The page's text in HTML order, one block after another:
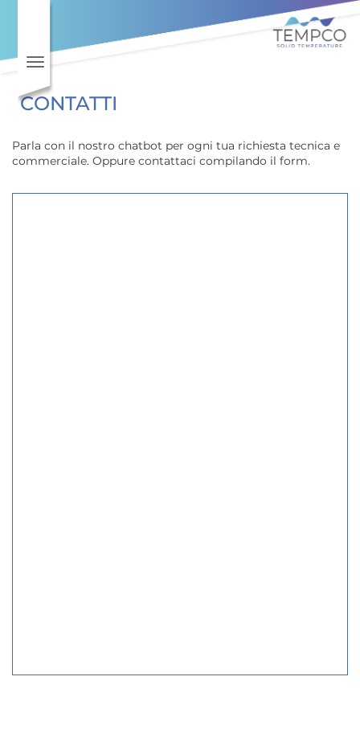
Vai al contenuto principale
Toggle navigation
CONTATTI
Parla con il nostro chatbot per ogni tua richiesta tecnica e
commerciale. Oppure contattaci compilando il form.